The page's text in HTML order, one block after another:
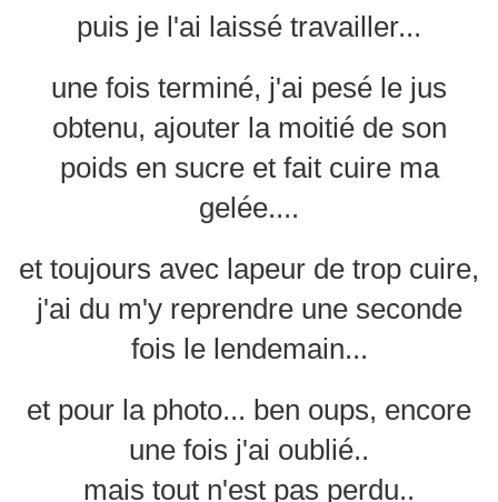
puis je l'ai laissé travailler...
une fois terminé, j'ai pesé le jus
obtenu, ajouter la moitié de son
poids en sucre et fait cuire ma
gelée....
et toujours avec lapeur de trop cuire,
j'ai du m'y reprendre une seconde
fois le lendemain...
et pour la photo... ben oups, encore
une fois j'ai oublié..
mais tout n'est pas perdu..